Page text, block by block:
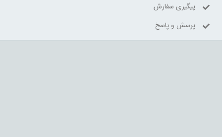
پیگیری سفارش
پرسش و پاسخ